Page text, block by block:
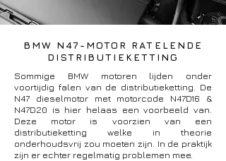
BMW N47-MOTOR RATELENDE
DISTRIBUTIEKETTING
Sommige BMW motoren lijden onder
voortijdig falen van de distributieketting. De
N47 dieselmotor met motorcode N47D16 &
N47D20 is hier helaas een voorbeeld van.
Deze motor is voorzien van een
distributieketting welke in theorie
onderhoudsvrij zou moeten zijn. In de praktijk
zijn er echter regelmatig problemen mee.